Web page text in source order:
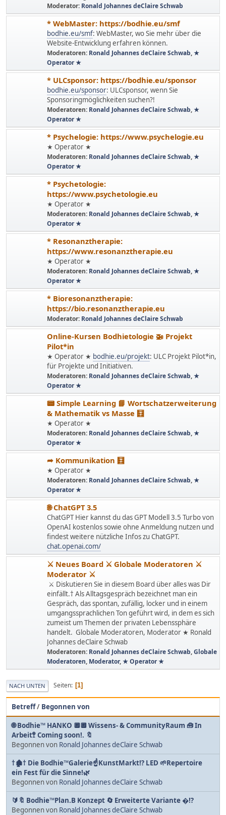
Moderator: Ronald Johannes deClaire Schwab
* WebMaster: https://bodhie.eu/smf
bodhie.eu/smf: WebMaster, wo Sie mehr über die
Website-Entwicklung erfahren können.
Moderatoren: Ronald Johannes deClaire Schwab,★
Operator ★
* ULCsponsor: https://bodhie.eu/sponsor
bodhie.eu/sponsor: ULCsponsor, wenn Sie
Sponsoringmöglichkeiten suchen?!
Moderatoren: Ronald Johannes deClaire Schwab,★
Operator ★
* Psychelogie: https://www.psychelogie.eu
★ Operator ★
Moderatoren: Ronald Johannes deClaire Schwab,★
Operator ★
* Psychetologie:
https://www.psychetologie.eu
★ Operator ★
Moderatoren: Ronald Johannes deClaire Schwab,★
Operator ★
* Resonanztherapie:
https://www.resonanztherapie.eu
★ Operator ★
Moderatoren: Ronald Johannes deClaire Schwab,★
Operator ★
* Bioresonanztherapie:
https://bio.resonanztherapie.eu
Moderator: Ronald Johannes deClaire Schwab
Online-Kursen Bodhietologie 🚁 Projekt
Pilot*in
★ Operator ★ bodhie.eu/projekt: ULC Projekt Pilot*in,
für Projekte und Initiativen.
Moderatoren: Ronald Johannes deClaire Schwab,★
Operator ★
📟 Simple Learning 📘 Wortschatzerweiterung
& Mathematik vs Masse 🧮
★ Operator ★
Moderatoren: Ronald Johannes deClaire Schwab,★
Operator ★
➦ Kommunikation 🧮
★ Operator ★
Moderatoren: Ronald Johannes deClaire Schwab,★
Operator ★
🌐 ChatGPT 3.5
ChatGPT Hier kannst du das GPT Modell 3.5 Turbo von
OpenAI kostenlos sowie ohne Anmeldung nutzen und
findest weitere nützliche Infos zu ChatGPT.
chat.openai.com/
⚔ Neues Board ⚔ Globale Moderatoren ⚔
Moderator ⚔
⚔ Diskutieren Sie in diesem Board über alles was Dir
einfällt.† Als Alltagsgespräch bezeichnet man ein
Gespräch, das spontan, zufällig, locker und in einem
umgangssprachlichen Ton geführt wird, in dem es sich
zumeist um Themen der privaten Lebenssphäre
handelt. Globale Moderatoren, Moderator ★ Ronald
Johannes deClaire Schwab
Moderatoren: Ronald Johannes deClaire Schwab,Globale
Moderatoren, Moderator,★ Operator ★
NACH UNTEN Seiten 1
Betreff/ Begonnen von
🌐 Bodhie™ HANKO 🔲🔲 Wissens- & CommunityRaum 🧰 In
Arbeit🚏 Coming soon!. 🔖
Begonnen von Ronald Johannes deClaire Schwab
†🏚️† Die Bodhie™Galerie☝KunstMarkt⁉️ LED 🌱Repertoire
ein Fest für die Sinne!🌿
Begonnen von Ronald Johannes deClaire Schwab
🔰🔖 Bodhie™Plan.B Konzept 🔄 Erweiterte Variante �⁉️
Begonnen von Ronald Johannes deClaire Schwab